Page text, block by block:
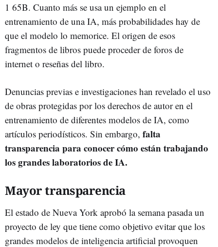
1 65B. Cuanto más se usa un ejemplo en el
entrenamiento de una IA, más probabilidades hay de
que el modelo lo memorice. El origen de esos
fragmentos de libros puede proceder de foros de
internet o reseñas del libro.
Denuncias previas e investigaciones han revelado el uso
de obras protegidas por los derechos de autor en el
entrenamiento de diferentes modelos de IA, como
artículos periodísticos. Sin embargo, falta
transparencia para conocer cómo están trabajando
los grandes laboratorios de IA.
Mayor transparencia
El estado de Nueva York aprobó la semana pasada un
proyecto de ley que tiene como objetivo evitar que los
grandes modelos de inteligencia artificial provoquen